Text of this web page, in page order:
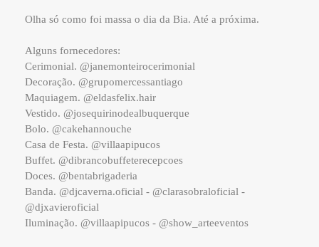
Olha só como foi massa o dia da Bia. Até a próxima.
Alguns fornecedores:
Cerimonial. @janemonteirocerimonial
Decoração. @grupomercessantiago
Maquiagem. @eldasfelix.hair
Vestido. @josequirinodealbuquerque
Bolo. @cakehannouche
Casa de Festa. @villaapipucos
Buffet. @dibrancobuffeterecepcoes
Doces. @bentabrigaderia
Banda. @djcaverna.oficial - @clarasobraloficial -
@djxavieroficial
Iluminação. @villaapipucos - @show_arteeventos